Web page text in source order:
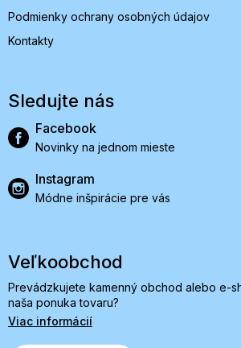
Podmienky ochrany osobných údajov
Kontakty
Sledujte nás
Facebook
Novinky na jednom mieste
Instagram
Módne inšpirácie pre vás
Veľkoobchod
Prevádzkujete kamenný obchod alebo e-
naša ponuka tovaru?
Viac informácií